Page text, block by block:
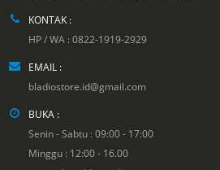
KONTAK :
HP / WA : 0822-1919-2929
EMAIL :
bladiostore.id@gmail.com
BUKA :
Senin - Sabtu : 09:00 - 17:00
Minggu : 12:00 - 16.00